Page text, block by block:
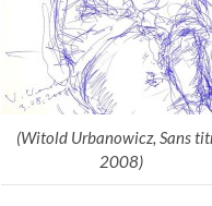
(Witold Urbanowicz, Sans
2008)